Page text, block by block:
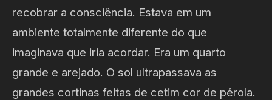
recobrar a consciência. Estava em um
ambiente totalmente diferente do que
imaginava que iria acordar. Era um quarto
grande e arejado. O sol ultrapassava as
grandes cortinas feitas de cetim cor de pérola.